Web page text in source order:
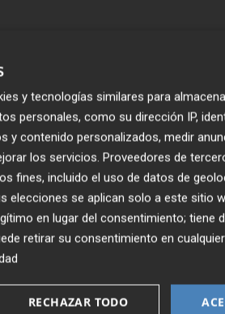
Publicado: 15/06/2025 ·
y tecnologías similares para
personales, como su dirección IP,
y contenido personalizados, medir
los servicios. Proveedores de
fines, incluido el uso de datos de
elecciones se aplican solo a este sitio
en lugar del consentimiento; tiene
retirar su consentimiento en
RECHAZAR TODO